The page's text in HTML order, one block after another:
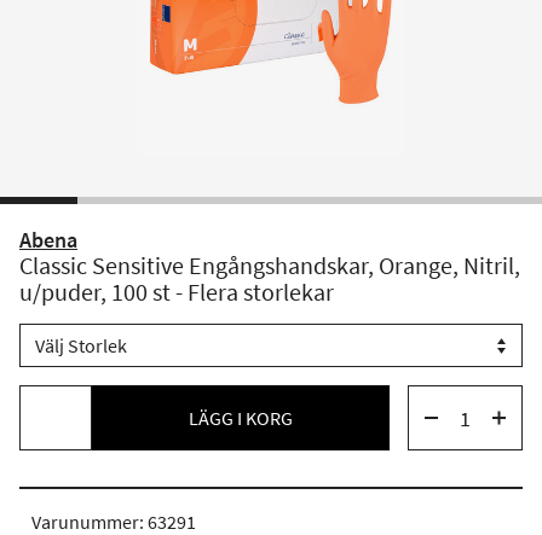
Abena
Classic Sensitive Engångshandskar, Orange, Nitril,
u/puder, 100 st - Flera storlekar
LÄGG I KORG
Varunummer: 63291